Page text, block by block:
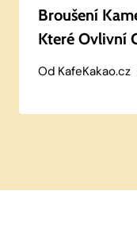
Broušení
Které Ovlivní
Od KafeKakao.cz